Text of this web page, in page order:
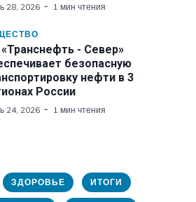
28, 2026 1 мин чтения
- Север»
безопасную
нефти в 3
России
24, 2026 1 мин чтения
ЗДОРОВЬЕ ИТОГИ